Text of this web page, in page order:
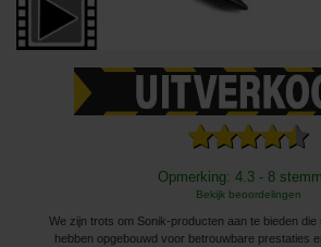
Opmerking: 4.3 - 8
Bekijk beoordelingen
We zijn trots om Sonik-producten aan te bieden die
hebben opgebouwd voor betrouwbare prestaties